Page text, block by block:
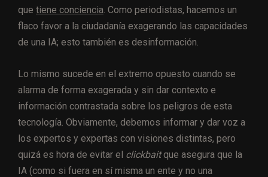
que tiene conciencia . Como periodistas, hacemos un
flaco favor a la ciudadanía exagerando las capacidades
de una IA; esto también es desinformación.
Lo mismo sucede en el extremo opuesto cuando se
alarma de forma exagerada y sin dar contexto e
información contrastada sobre los peligros de esta
tecnología. Obviamente, debemos informar y dar voz a
los expertos y expertas con visiones distintas, pero
quizá es hora de evitar el clickbaitque asegura que la
IA (como si fuera en sí misma un ente y no una